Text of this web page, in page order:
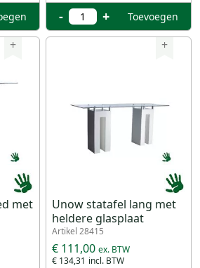
- + Toevoegen
+
met
+
Unow statafel lang met
heldere glasplaat
Artikel 28415
€ 134,31
€ 111,00